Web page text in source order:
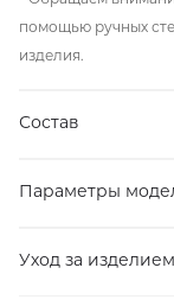
помощью ручных
изделия.
Состав
Параметры
Уход за изделием